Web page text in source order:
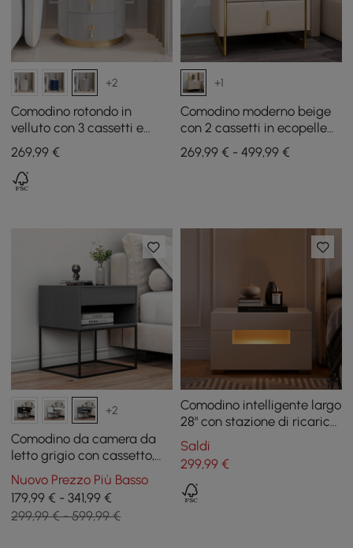
+2
Comodino rotondo in
velluto con 3 cassetti e
piano in pietra sinterizzata
269,99 €
+1
Comodino moderno beige
con 2 cassetti in ecopelle
dorata, set di 2
269,99 € - 499,99 €
+2
Comodino da camera da
letto grigio con cassetto,
base in metallo, set di 2
Nuovo Prezzo Più Basso
179,99 € - 341,99 €
299,99 € - 599,99 €
Comodino intelligente largo
28" con stazione di ricarica
e luce
Saldi
299,99€